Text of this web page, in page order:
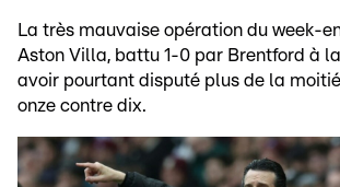
La très mauvaise opération du week-
Aston Villa, battu 1-0 par Brentford à
avoir pourtant disputé plus de la
onze contre dix.